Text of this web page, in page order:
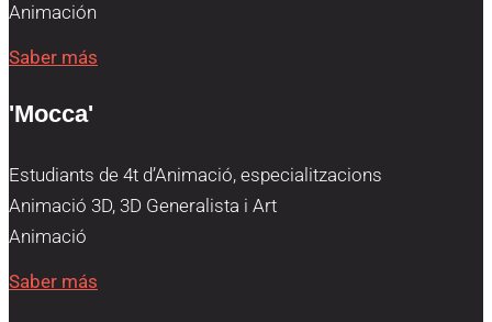
Animación
Saber más
'Mocca'
Estudiants de 4t d’Animació, especialitzacions
Animació 3D, 3D Generalista i Art
Animació
Saber más